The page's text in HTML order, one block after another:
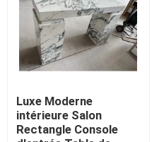
Luxe Moderne
intérieure Salon
Rectangle Console